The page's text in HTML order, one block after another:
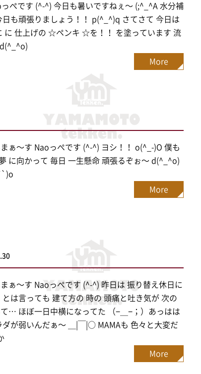
っぺです (^-^) 今日も暑いですねぇ〜 (;^_^A 水分補
日も頑張りましょう！！ p(^_^)q さてさて 今日は
に 仕上げの ☆ペンキ ☆を！！ を塗っています 流
More
ぁ〜す Naoっぺです (^-^) ヨシ！！ o(^_-)O 僕も
に向かって 毎日 一生懸命 頑張るぞぉ〜 d(^_^o)
More
ぁ〜す Naoっぺです (^-^) 昨日は 振り替え休日に
とは言っても 建て方の 時の 頭痛と吐き気が 次の
て… ほぼ一日中横になってた （−＿−；）あっはは
ダが弱いんだぁ〜 ＿|￣|○ MAMAも 色々と大変だ
More